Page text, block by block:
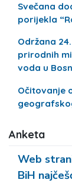
Svečana
porijekla
Održana
prirodnih
voda u
Očitovanje
Anketa
Web
BiH